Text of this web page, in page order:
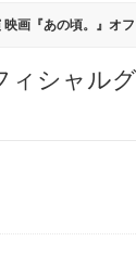
映画『あの頃。』オ
ィシャル